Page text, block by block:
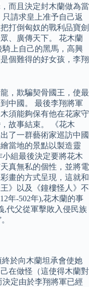
而且決定封木蘭做為當
請求皇上准予自己返
打倒匈奴的戰利品寶劍
、廣傳天下。 花木蘭
上自己的黑馬，高興
個難得的好女孩，李翔
，欺騙契骨國王，使最
中國。 最後李翔將軍
須能夠保有他在花家守
故事結束。 《花木
了一群藝術家巡訪中國
當地的景點以製造靈
組最後決定要將花木
真無私的個性，並將電
畫的方式呈現，這就和
》以及《鐘樓怪人》不
年-502年),花木蘭的事
,代父從軍擊敗入侵民族
於向木蘭坦承會使她
在做怪（這使得木蘭對
定由於李翔將軍已經